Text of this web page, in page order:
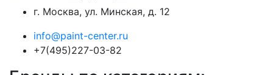
г. Москва, ул. Минская, д. 12
info@paint-center.ru
+7(495)227-03-82